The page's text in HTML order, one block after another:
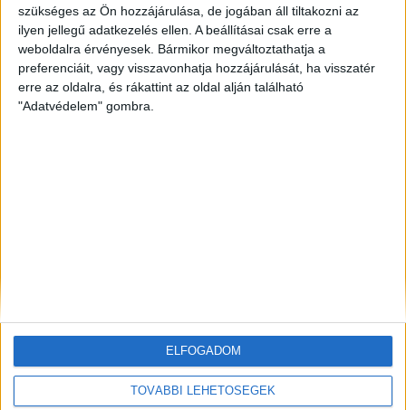
szükséges az Ön hozzájárulása, de jogában áll tiltakozni az
ilyen jellegű adatkezelés ellen. A beállításai csak erre a
weboldalra érvényesek. Bármikor megváltoztathatja a
preferenciáit, vagy visszavonhatja hozzájárulását, ha visszatér
erre az oldalra, és rákattint az oldal alján található
"Adatvédelem" gombra.
TOVÁBBI LEHETŐSÉGEK
ELFOGADOM
ZÖLDINFÓ 20 óra telt el a létrehozás óta
Történelmi mélypontra apadt a Duna,
beavatkozással mentik az atomerőművet
ZÖLDINFÓ 2 nap telt el a létrehozás óta
A hőség miatt veszélyesen megemelkedett a